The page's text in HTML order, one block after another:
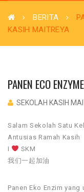
BERITA
KASIH MAITREYA
PANEN ECO
SEKOLAH KASIH
Salam Sekolah Satu
Antusias Ramah Kasih
I
SKM
我们一起加油
Panen Eko Enzim